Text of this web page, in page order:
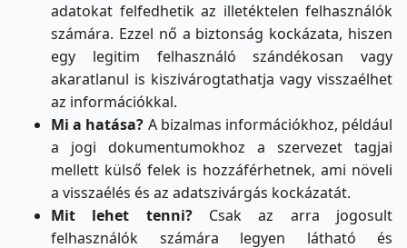
adatokat felfedhetik az illetéktelen felhasználók
számára. Ezzel nő a biztonság kockázata, hiszen
egy legitim felhasználó szándékosan vagy
akaratlanul is kiszivárogtathatja vagy visszaélhet
az információkkal.
Mi a hatása? A bizalmas információkhoz, például
a jogi dokumentumokhoz a szervezet tagjai
mellett külső felek is hozzáférhetnek, ami növeli
a visszaélés és az adatszivárgás kockázatát.
Mit lehet tenni?Csak az arra jogosult
felhasználók számára legyen látható és